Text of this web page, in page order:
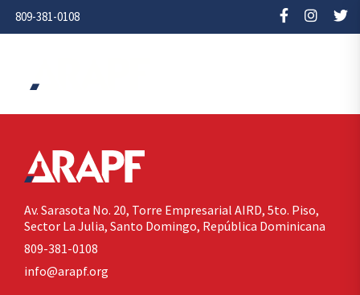
809-381-0108
Av. Sarasota No. 20, Torre Empresarial AIRD, 5to. Piso,
Sector La Julia, Santo Domingo, República Dominicana
809-381-0108
info@arapf.org